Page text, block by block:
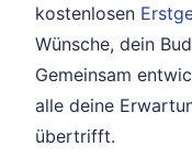
kostenlosen
Wünsche, dein
Gemeinsam
alle deine
übertrifft.